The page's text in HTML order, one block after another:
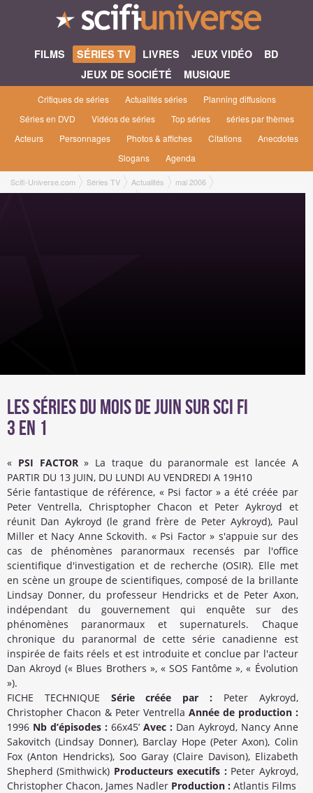
FILMS SÉRIES TV LIVRES JEUX VIDÉO
BD
JEUX DE SOCIÉTÉ
MUSIQUE
Critiques de séries Actualités séries
Planning diffusions
Séries en DVD
Vidéos de séries Top séries
séries par thèmes
Acteurs
Personnages Photos & affiches Citations
Anecdotes
Slogans
Agenda
Scifi-Universe.com Séries TV Actualités
mai 2006
Les séries du mois de juin sur Sci Fi
Les séries du mois de juin sur Sci Fi
3 en 1
« PSI FACTOR» La traque du paranormale est lancée A
PARTIR DU 13 JUIN, DU LUNDI AU VENDREDI A 19H10
Série fantastique de référence, « Psi factor » a été créée par
Peter Ventrella, Chrisptopher Chacon et Peter Aykroyd et
réunit Dan Aykroyd (le grand frère de Peter Aykroyd), Paul
Miller et Nacy Anne Sckovith. « Psi Factor » s'appuie sur des
cas de phénomènes paranormaux recensés par l'office
scientifique d'investigation et de recherche (OSIR). Elle met
en scène un groupe de scientifiques, composé de la brillante
Lindsay Donner, du professeur Hendricks et de Peter Axon,
indépendant du gouvernement qui enquête sur des
phénomènes paranormaux et supernaturels. Chaque
chronique du paranormal de cette série canadienne est
inspirée de faits réels et est introduite et conclue par l'acteur
Dan Akroyd (« Blues Brothers », « SOS Fantôme », « Évolution
»).
FICHE TECHNIQUE Série créée par : Peter Aykroyd,
Christopher Chacon & Peter Ventrella Année de production :
1996 Nb d’épisodes : 66x45’ Avec : Dan Aykroyd, Nancy Anne
Sakovitch (Lindsay Donner), Barclay Hope (Peter Axon), Colin
Fox (Anton Hendricks), Soo Garay (Claire Davison), Elizabeth
Shepherd (Smithwick) Producteurs executifs : Peter Aykroyd,
Christopher Chacon, James Nadler Production : Atlantis Films